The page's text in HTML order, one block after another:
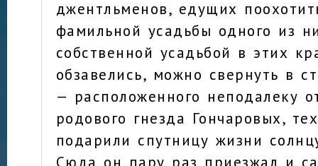
джентльменов, едущих
фамильной усадьбы одного из
собственной усадьбой в этих
обзавелись, можно свернуть в
— расположенного неподалеку
родового гнезда Гончаровых,
подарили спутницу жизни
Сюда он пару раз приезжал и